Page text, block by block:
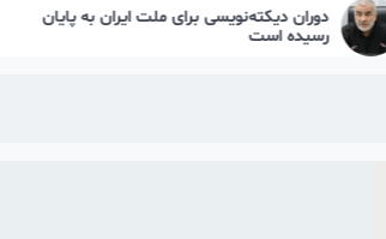
دیکته‌نویسی برای ملت ایران به پایان
است